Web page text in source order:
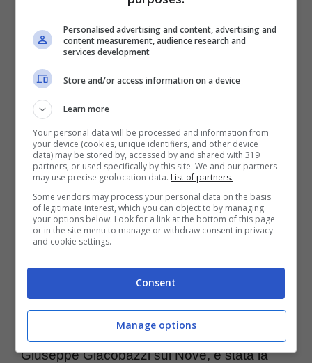
1.910.000 spettatori con il 12% di share.
Fuori dal coro”, il programma di
approfondimento condotto da Mario
Giordano su Rete 4, ha convinto
spettatoripari al 4,8% di share. Il film “Next
su Italia 1 ha tenuto compagnia, invece, a
901.000 spettatoricon il 5,1% di share. Su
La7 è stato trasmesso il documentario “La
caduta”, seguito da un totale di927.000
spettatori(5,3% di share), mentre il film “Un
”, in onda su Tv8, ha
2,5% di share. Infine, “Io ci sarò
Giuseppe Giacobazzi sul Nove, è stata la
Personalised advertising and content, advertising and
content measurement, audience research and
services development
Store and/or access information on a device
Learn more
Your personal data will be processed and information from
your device (cookies, unique identifiers, and other device
data) may be stored by, accessed by and shared with 319
partners, or used specifically by this site. We and our partners
may use precise geolocation data. List of partners.
Some vendors may process your personal data on the basis
of legitimate interest, which you can object to by managing
your options below. Look for a link at the bottom of this page
or in the site menu to manage or withdraw consent in privacy
and cookie settings.
Consent
Manage options